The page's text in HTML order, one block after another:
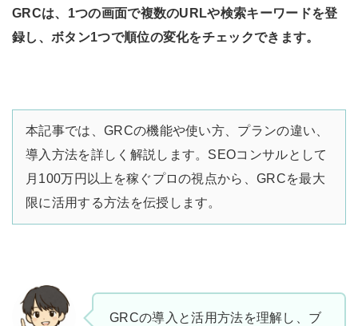
GRCは、1つの画面で複数のURLや検索キーワードを登
録し、ボタン1つで順位の変化をチェックできます。
本記事では、GRCの機能や使い方、プランの違い、
導入方法を詳しく解説します。SEOコンサルとして
月100万円以上を稼ぐプロの視点から、GRCを最大
限に活用する方法を伝授します。
GRCの導入と活用方法を理解し、ブ